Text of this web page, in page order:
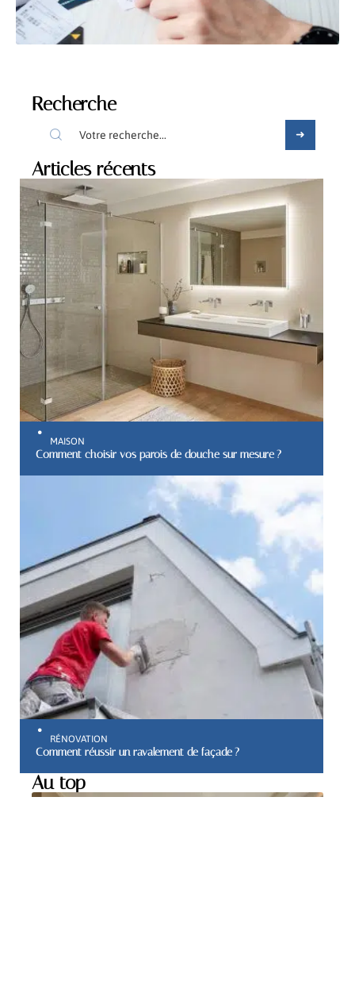
Recherche
Articles récents
MAISON
Comment choisir vos parois de douche sur mesure ?
RÉNOVATION
Comment réussir un ravalement de façade ?
Au top